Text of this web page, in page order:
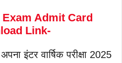
Admit Card
Link-
इंटर वार्षिक परीक्षा 2025